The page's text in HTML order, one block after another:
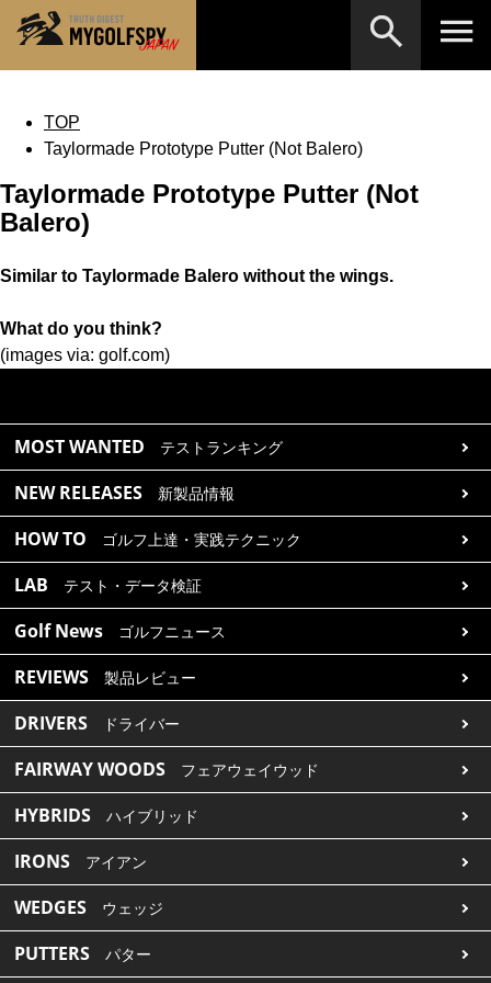
TOP
Taylormade Prototype Putter (Not Balero)
Taylormade Prototype Putter (Not
Balero)
Similar to Taylormade Balero without the wings.
What do you think?
(images via: golf.com)
MOST WANTED テストランキング
NEW RELEASES 新製品情報
HOW TO ゴルフ上達・実践テクニック
LAB テスト・データ検証
Golf News ゴルフニュース
REVIEWS 製品レビュー
DRIVERS ドライバー
FAIRWAY WOODS フェアウェイウッド
HYBRIDS ハイブリッド
IRONS アイアン
WEDGES ウェッジ
PUTTERS パター
MOST WANTED
NEW RELEASES 新製品情報
HOW TO ゴルフ上達・実践テクニック
REVIEWS 製品レビュー
FAIRWAY WOODS フェアウェイウッド
HYBRIDS ハイブリッド
IRONS アイアン
WEDGES ウェッジ
PUTTERS パター
OTHER その他
Editor’s Picks 編集部のおすすめ
Our Team 私たちのチーム
Our Mission 私たちの使命
ABOUT US MyGolfSpyJapanとは？
※メーカー名やクラブ名など、検索したい事柄を入
力してください。